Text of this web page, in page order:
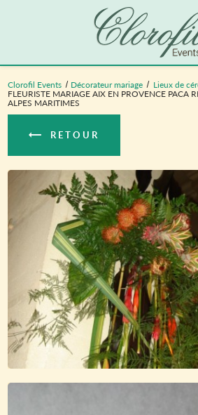
Clorofil Events Décorateur mariage Lieux de
FLEURISTE MARIAGE AIX EN PROVENCE PACA
ALPES MARITIMES
RETOUR
Panneau de gestion des cookies